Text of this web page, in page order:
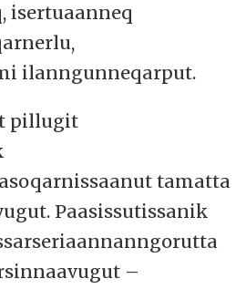
isertuaanneq
ilanngunneqarput.
pillugit
tamatta
Paasissutissanik
–